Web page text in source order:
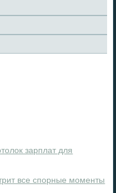
зарплат для
все спорные моменты